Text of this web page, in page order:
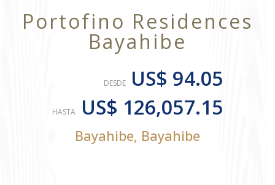
Portofino Residences
Bayahibe
DESDE US$ 94.05
HASTA US$ 126,057.15
Bayahibe, Bayahibe